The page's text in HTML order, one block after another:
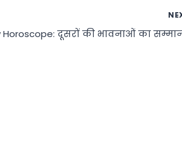
Horoscope: दूसरों की भावनाओं का